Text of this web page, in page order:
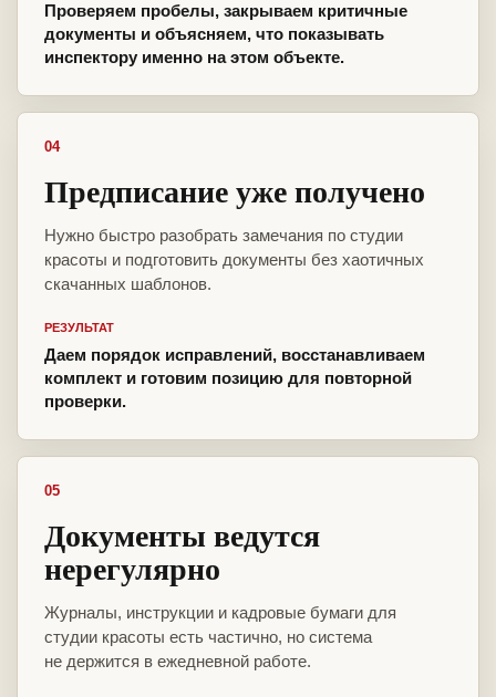
Проверяем пробелы, закрываем критичные
документы и объясняем, что показывать
инспектору именно на этом объекте.
04
Предписание уже получено
Нужно быстро разобрать замечания по студии
красоты и подготовить документы без хаотичных
скачанных шаблонов.
РЕЗУЛЬТАТ
Даем порядок исправлений, восстанавливаем
комплект и готовим позицию для повторной
проверки.
05
Документы ведутся
нерегулярно
Журналы, инструкции и кадровые бумаги для
студии красоты есть частично, но система
не держится в ежедневной работе.